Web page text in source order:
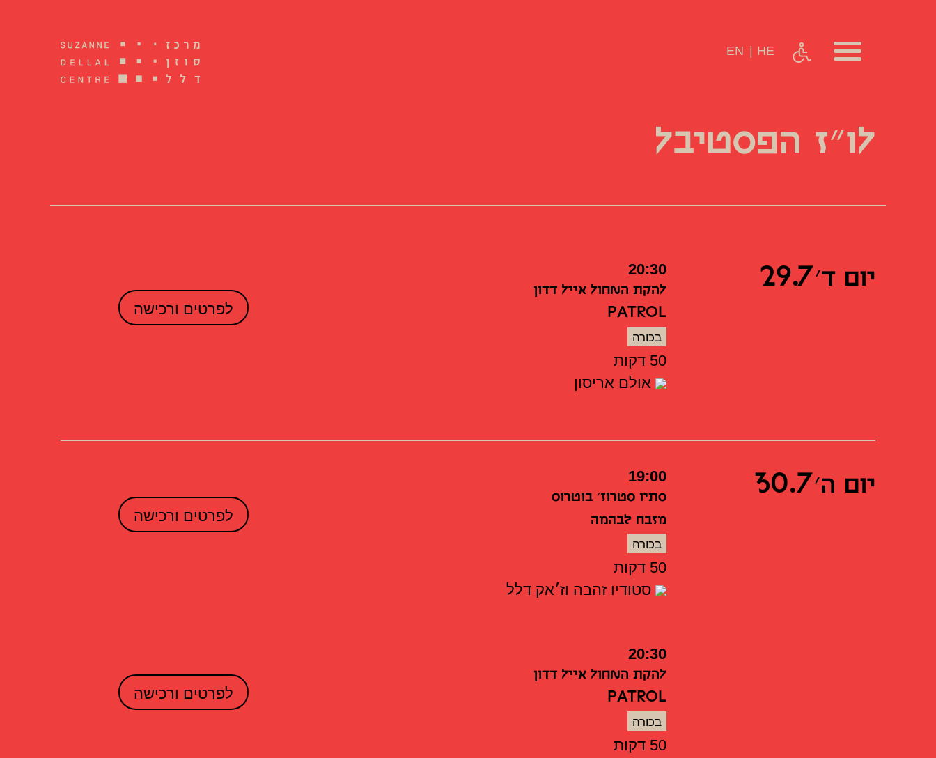
HE
EN
לו״ז הפסטיבל
יום ד׳ 29.7 20:30
להקת המחול אייל דדון
PATROL
בכורה
50 דקות
אולם אריסון
לפרטים ורכישה
יום ה׳ 30.7 19:00
סתיו סטרוז׳ בוטרוס
מזבח לבהמה
בכורה
50 דקות
סטודיו זהבה וז׳אק דלל
לפרטים ורכישה
20:30
להקת המחול אייל דדון
PATROL
בכורה
50 דקות
לפרטים ורכישה